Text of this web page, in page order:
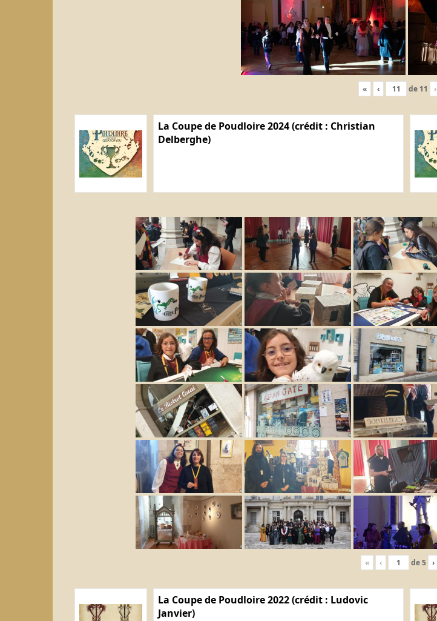
« ‹ de 11 ›
La Coupe de Poudloire 2024 (crédit : Christian
Delberghe)
« ‹ de5 ›
La Coupe de Poudloire 2022 (crédit : Ludovic
Janvier)